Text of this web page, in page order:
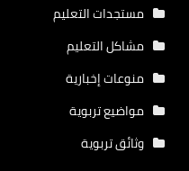
مستجدات التعليم
مشاكل التعليم
منوعات إخبارية
مواضيع تربوية
وثائق تربوية